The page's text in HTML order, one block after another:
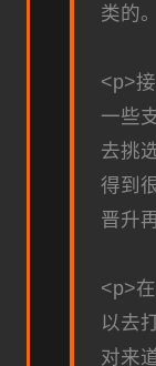
类的
<p>
一些
去挑
得到
晋升
<p>
以去
对来